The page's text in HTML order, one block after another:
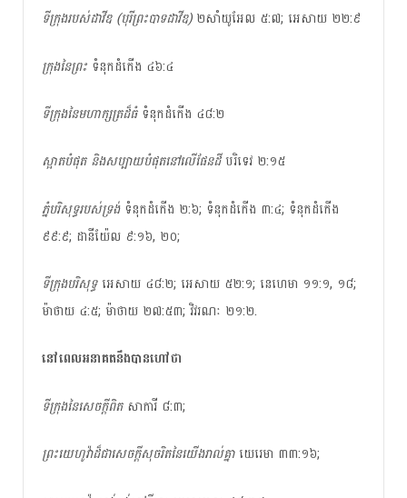
ទី​ក្រុង​របស់​ដាវីឌ​ (បុរី​ព្រះបាទ​ដាវីឌ)២សាំយូអែល ៥:៧; អេសាយ ២២:៩
ក្រុងនៃ​ព្រះ ទំនុកដំកើង ៤៦:៤
ទីក្រុងនៃមហាក្សត្រ​ដ៏​ធំ ទំនុកដំកើង ៤៨:២
ស្អាត​បំផុត និង​សប្បាយ​បំផុតនៅ​លើ​ផែនដីបរិទេវ ២:១៥
ភ្នំបរិសុទ្ធរបស់ទ្រង់ទំនុកដំកើង ២:៦; ទំនុកដំកើង ៣:៤; ទំនុកដំកើង
៩៩:៩; ដានីយ៉ែល ៩:១៦, ២០;
ទីក្រុងបរិសុទ្ធអេសាយ ៤៨:២; អេសាយ ៥២:១; នេហេមា ១១:១, ១៨;
ម៉ាថាយ ៤:៥; ម៉ាថាយ ២៧:៥៣; វិវរណៈ ២១:២.
នៅ​ពេលអនាគត​​នឹងបានហៅថា
ទីក្រុងនៃសេចក្តីពិត សាការី ៨:៣;
ព្រះយេហូវ៉ាដ៏ជាសេចក្តីសុចរិតនៃយើងរាល់គ្នាយេរេមា ៣៣:១៦;